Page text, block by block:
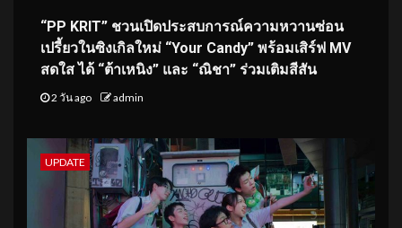
“PP KRIT” ชวนเปิดประสบการณ์ความหวานซ่อน
เปรี้ยวในซิงเกิลใหม่ “Your Candy” พร้อมเสิร์ฟ MV
สดใส ได้ “ต้าเหนิง” และ “ณิชา” ร่วมเติมสีสัน
2 วัน ago admin
UPDATE